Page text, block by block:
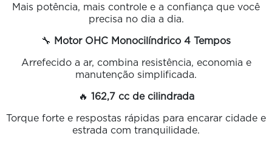
Mais potência, mais controle e a confiança que você
precisa no dia a dia.
🔧 Motor OHC Monocilíndrico 4 Tempos
Arrefecido a ar, combina resistência, economia e
manutenção simplificada.
🔥 162,7 cc de cilindrada
Torque forte e respostas rápidas para encarar cidade e
estrada com tranquilidade.